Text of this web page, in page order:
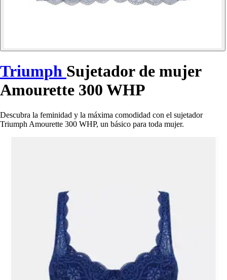
Triumph Sujetador de mujer
Amourette 300 WHP
Descubra la feminidad y la máxima comodidad con el sujetador
Triumph Amourette 300 WHP, un básico para toda mujer.